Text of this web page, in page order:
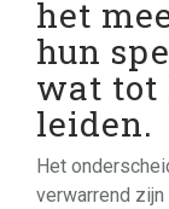
het
hun
wat tot
leiden.
Het
verwarrend